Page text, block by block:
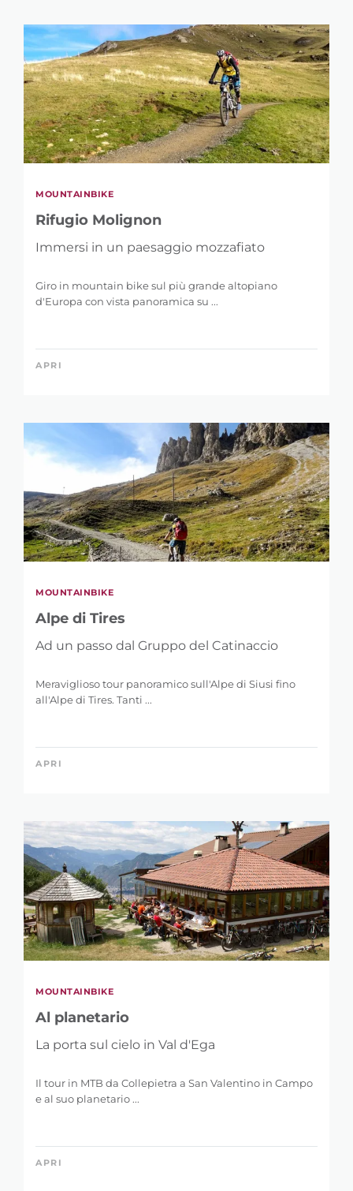
MOUNTAINBIKE
Rifugio Molignon
Immersi in un paesaggio mozzafiato
Giro in mountain bike sul più grande altopiano
d'Europa con vista panoramica su ...
APRI
MOUNTAINBIKE
Alpe di Tires
Ad un passo dal Gruppo del Catinaccio
Meraviglioso tour panoramico sull'Alpe di Siusi fino
all'Alpe di Tires. Tanti ...
APRI
MOUNTAINBIKE
Al planetario
La porta sul cielo in Val d'Ega
Il tour in MTB da Collepietra a San Valentino in Campo
e al suo planetario ...
APRI